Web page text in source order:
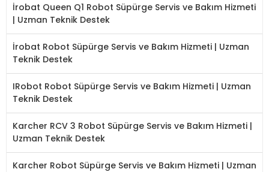
İrobat Queen Q1 Robot Süpürge Servis ve Bakım Hizmeti
| Uzman Teknik Destek
İrobat Robot Süpürge Servis ve Bakım Hizmeti | Uzman
Teknik Destek
IRobot Robot Süpürge Servis ve Bakım Hizmeti | Uzman
Teknik Destek
Karcher RCV 3 Robot Süpürge Servis ve Bakım Hizmeti |
Uzman Teknik Destek
Karcher Robot Süpürge Servis ve Bakım Hizmeti | Uzman